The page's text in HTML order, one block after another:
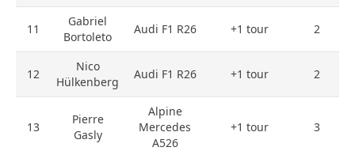
11
Gabriel
Bortoleto
Audi F1 R26 +1 tour 2
12
Nico
Hülkenberg
Audi F1 R26 +1 tour 2
13
Pierre
Gasly
Alpine
Mercedes
A526
+1 tour 3